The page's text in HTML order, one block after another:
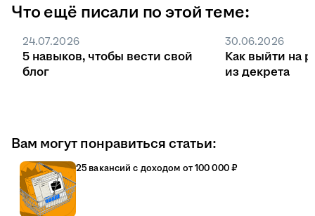
Что ещё писали по этой теме:
24.07.2026
5 навыков, чтобы вести свой
блог
30.06.2026
Как выйти на
из декрета
Вам могут понравиться статьи:
25 вакансий с доходом от 100 000 ₽